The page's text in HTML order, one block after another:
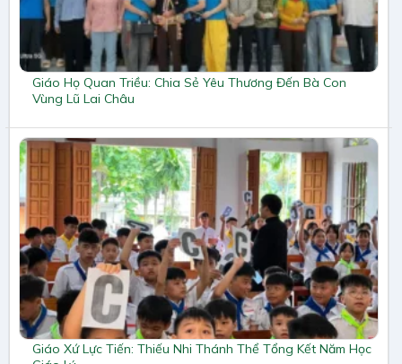
Giáo Họ Quan Triều: Chia Sẻ Yêu Thương Đến Bà Con
Vùng Lũ Lai Châu
Giáo Xứ Lực Tiến: Thiếu Nhi Thánh Thể Tổng Kết Năm Học